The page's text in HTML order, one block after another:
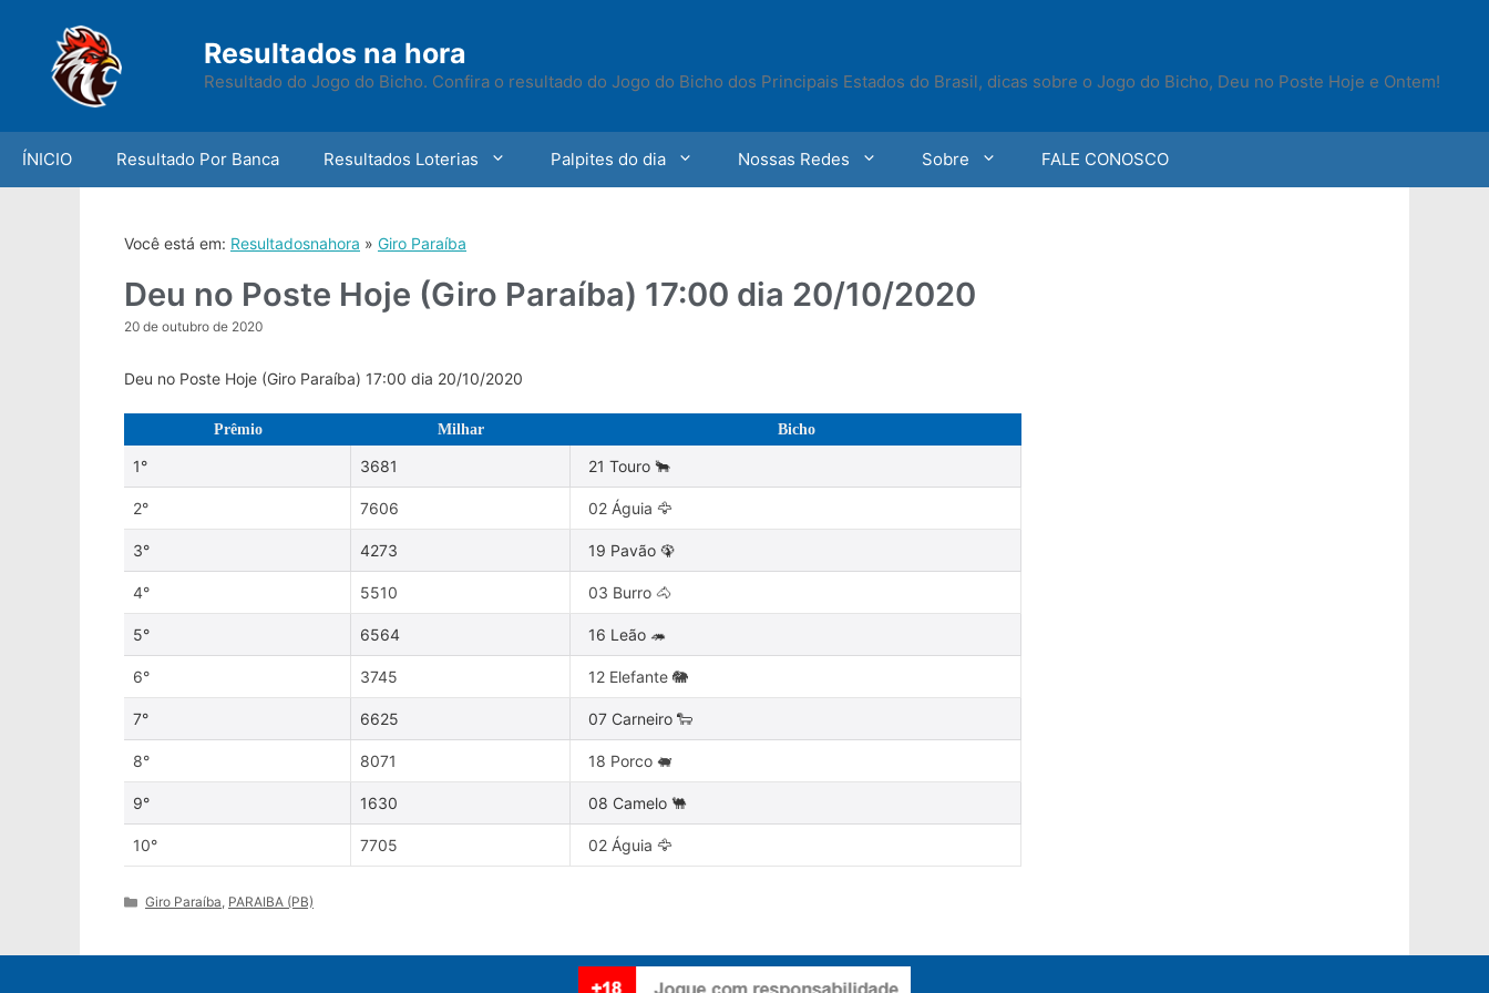
Resultados na hora
Resultado do Jogo do Bicho. Confira o resultado do Jogo do Bicho dos Principais Estados do Brasil, dicas sobre o Jogo do Bicho, Deu no Poste Hoje e Ontem!
ÍNICIO Resultado Por Banca Resultados Loterias Palpites do dia Nossas Redes Sobre FALE CONOSCO
Você está em: Resultadosnahora » Giro Paraíba
Deu no Poste Hoje (Giro Paraíba) 17:00 dia 20/10/2020
20 de outubro de 2020
Deu no Poste Hoje (Giro Paraíba) 17:00 dia 20/10/2020
Prêmio Milhar Bicho
1° 3681 21 Touro 🐂
2° 7606 02 Águia 🦅
3° 4273 19 Pavão 🦚
4° 5510 03 Burro 🐴
5° 6564 16 Leão 🦔
6° 3745 12 Elefante 🐘
7° 6625 07 Carneiro 🐑
8° 8071 18 Porco 🐖
9° 1630 08 Camelo 🐫
10° 7705 02 Águia 🦅
Categories
Giro Paraíba, PARAIBA (PB)